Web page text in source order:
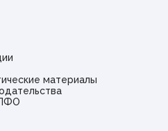
материалы